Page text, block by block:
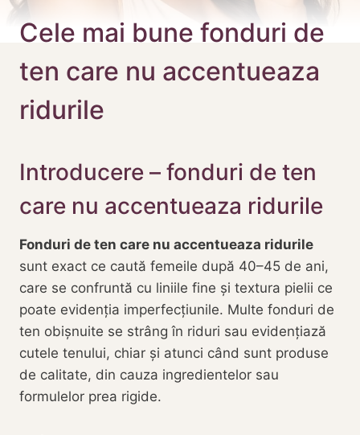
Cele mai bune fonduri de
ten care nu accentueaza
ridurile
Introducere – fonduri de ten
care nu accentueaza ridurile
Fonduri de ten care nu accentueaza ridurile
sunt exact ce caută femeile după 40–45 de ani,
care se confruntă cu liniile fine și textura pielii ce
poate evidenția imperfecțiunile. Multe fonduri de
ten obișnuite se strâng în riduri sau evidențiază
cutele tenului, chiar și atunci când sunt produse
de calitate, din cauza ingredientelor sau
formulelor prea rigide.